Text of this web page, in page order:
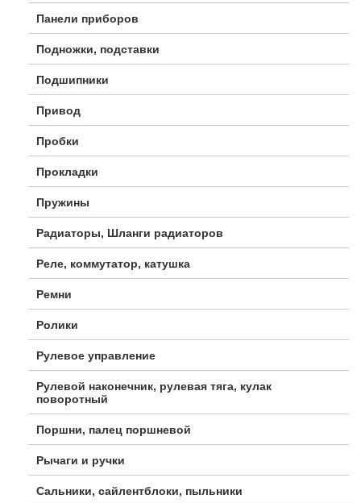
Панели приборов
Подножки, подставки
Подшипники
Привод
Пробки
Прокладки
Пружины
Радиаторы, Шланги радиаторов
Реле, коммутатор, катушка
Ремни
Ролики
Рулевое управление
Рулевой наконечник, рулевая тяга, кулак
поворотный
Поршни, палец поршневой
Рычаги и ручки
Сальники, сайлентблоки, пыльники